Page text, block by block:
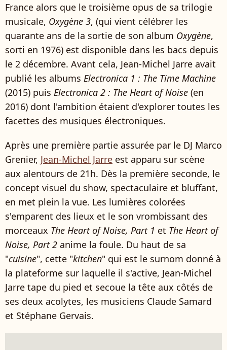
France alors que le troisième opus de sa trilogie
musicale, Oxygène 3, (qui vient célébrer les
quarante ans de la sortie de son album Oxygène,
sorti en 1976) est disponible dans les bacs depuis
le 2 décembre. Avant cela, Jean-Michel Jarre avait
publié les albums Electronica 1 : The Time Machine
(2015) puis Electronica 2 : The Heart of Noise (en
2016) dont l'ambition étaient d'explorer toutes les
facettes des musiques électroniques.
Après une première partie assurée par le DJ Marco
Grenier, Jean-Michel Jarre est apparu sur scène
aux alentours de 21h. Dès la première seconde, le
concept visuel du show, spectaculaire et bluffant,
en met plein la vue. Les lumières colorées
s'emparent des lieux et le son vrombissant des
morceaux The Heart of Noise, Part 1 et The Heart of
Noise, Part 2 anime la foule. Du haut de sa
"cuisine", cette "kitchen" qui est le surnom donné à
la plateforme sur laquelle il s'active, Jean-Michel
Jarre tape du pied et secoue la tête aux côtés de
ses deux acolytes, les musiciens Claude Samard
et Stéphane Gervais.